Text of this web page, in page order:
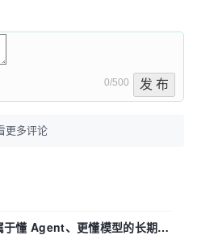
0/500 发 布
更多评论
懂 Agent、更懂模型的长期深